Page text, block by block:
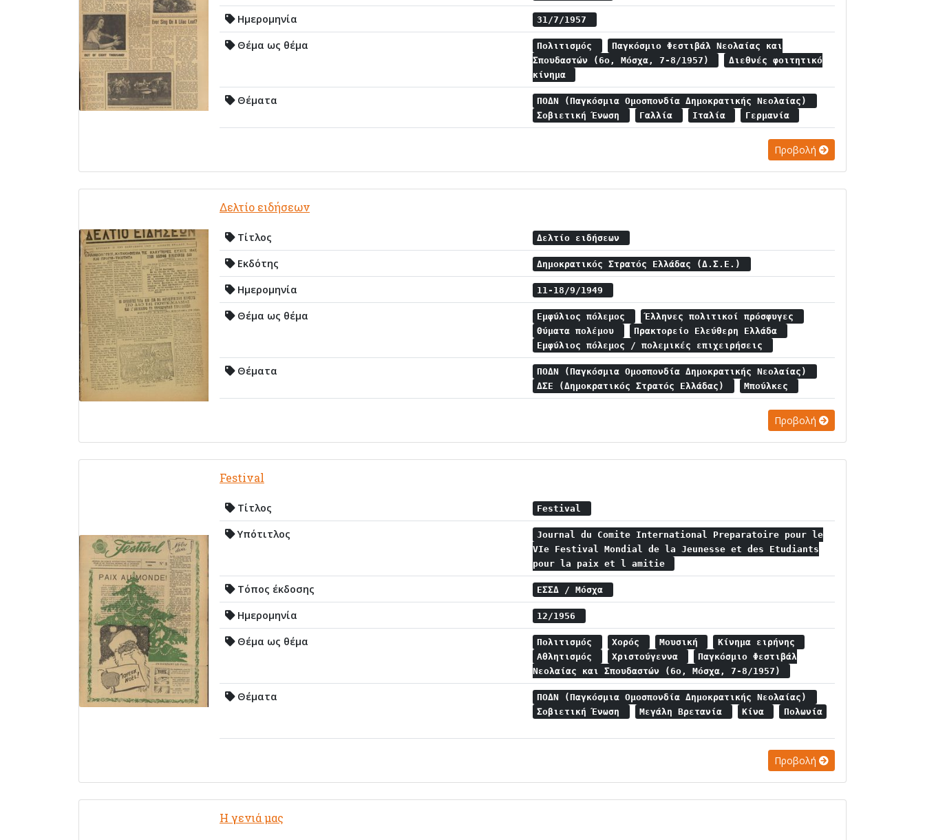
Ημερομηνία 31/7/1957
Θέμα ως θέμα Πολιτισμός
Παγκόσμιο Φεστιβάλ Νεολαίας και
Σπουδαστών (6ο, Μόσχα, 7-8/1957)
Διεθνές φοιτητικό
κίνημα
Θέματα
ΠΟΔΝ (Παγκόσμια Ομοσπονδία Δημοκρατικής Νεολαίας)
Σοβιετική Ένωση
Γαλλία Ιταλία Γερμανία
Προβολή
Δελτίο ειδήσεων
Τίτλος Δελτίο ειδήσεων
Εκδότης Δημοκρατικός Στρατός Ελλάδας (Δ.Σ.Ε.)
Ημερομηνία 11-18/9/1949
Θέμα ως θέμα Εμφύλιος πόλεμος
Έλληνες πολιτικοί πρόσφυγες
Θύματα πολέμου
Πρακτορείο Ελεύθερη Ελλάδα
Εμφύλιος πόλεμος / πολεμικές επιχειρήσεις
Θέματα
ΠΟΔΝ (Παγκόσμια Ομοσπονδία Δημοκρατικής Νεολαίας)
ΔΣΕ (Δημοκρατικός Στρατός Ελλάδας)
Μπούλκες
Προβολή
Festival
Τίτλος Festival
Υπότιτλος
Journal du Comite International Preparatoire pour le
VIe Festival Mondial de la Jeunesse et des Etudiants
pour la paix et l amitie
Τόπος έκδοσης ΕΣΣΔ / Μόσχα
Ημερομηνία 12/1956
Θέμα ως θέμα Πολιτισμός Χορός Μουσική
Κίνημα ειρήνης
Αθλητισμός
Χριστούγεννα
Παγκόσμιο Φεστιβάλ
Νεολαίας και Σπουδαστών (6ο, Μόσχα, 7-8/1957)
Θέματα
ΠΟΔΝ (Παγκόσμια Ομοσπονδία Δημοκρατικής Νεολαίας)
Σοβιετική Ένωση
Μεγάλη Βρετανία Κίνα Πολωνία
Προβολή
Η γενιά μας